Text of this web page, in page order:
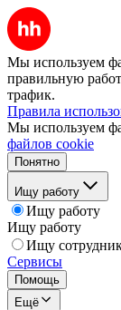
Мы используем
правильную
трафик.
Правила
Мы используем
файлов cookie
Понятно
Ищу работу
Ищу работу
Ищу работу
Ищу
Сервисы
Помощь
Ещё